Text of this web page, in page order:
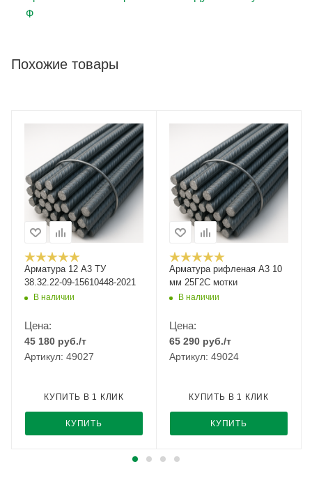
Ф
Похожие товары
Арматура 12 А3 ТУ
38.32.22-09-15610448-2021
В наличии
Цена:
45 180 руб./т
Артикул: 49027
КУПИТЬ
КУПИТЬ В 1 КЛИК
Арматура рифленая А3 10
мм 25Г2С мотки
В наличии
Цена:
65 290 руб./т
Артикул: 49024
КУПИТЬ
КУПИТЬ В 1 КЛИК